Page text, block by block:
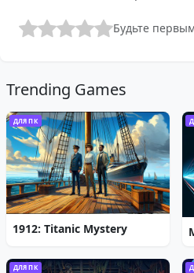
Будьте
Trending Games
ДЛЯ ПК
1912: Titanic Mystery
ДЛЯ ПК